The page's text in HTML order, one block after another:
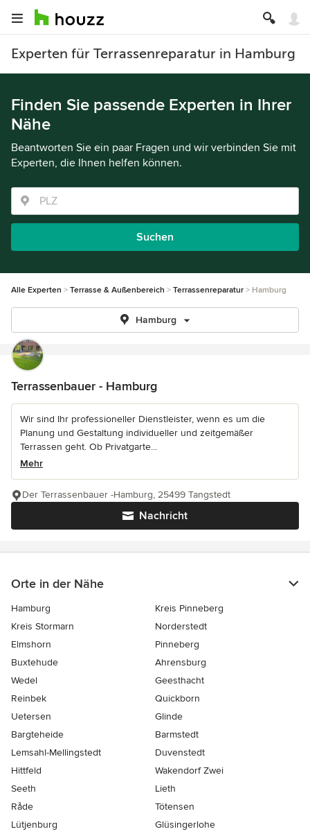
Experten für Terrassenreparatur in Hamburg
Finden Sie passende Experten in Ihrer
Nähe
Beantworten Sie ein paar Fragen und wir verbinden Sie mit
Experten, die Ihnen helfen können.
Suchen
Alle Experten Terrasse & Außenbereich Terrassenreparatur Hamburg
Hamburg
Terrassenbauer - Hamburg
Wir sind Ihr professioneller Dienstleister, wenn es um die
Planung und Gestaltung individueller und zeitgemäßer
Terrassen geht. Ob Privatgarte...
Mehr
Nachricht
Der Terrassenbauer -Hamburg, 25499 Tangstedt
Orte in der Nähe
Hamburg
Kreis Pinneberg
Kreis Stormarn
Norderstedt
Elmshorn
Pinneberg
Buxtehude
Ahrensburg
Wedel
Geesthacht
Reinbek
Quickborn
Uetersen
Glinde
Bargteheide
Barmstedt
Lemsahl-Mellingstedt
Duvenstedt
Hittfeld
Wakendorf Zwei
Seeth
Lieth
Råde
Tötensen
Lütjenburg
Glüsingerlohe